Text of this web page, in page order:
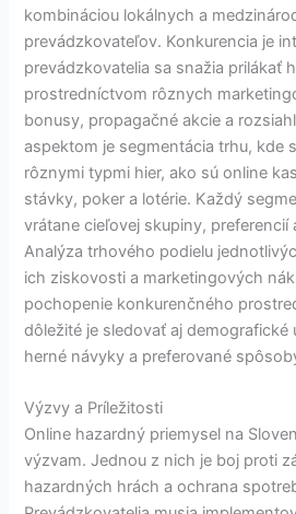
kombináciou lokálnych a
prevádzkovateľov. Konkurencia je
prevádzkovatelia sa snažia prilákať
prostredníctvom rôznych
bonusy, propagačné akcie a
aspektom je segmentácia trhu, kde
rôznymi typmi hier, ako sú online
stávky, poker a lotérie. Každý
vrátane cieľovej skupiny, preferencií
Analýza trhového podielu
ich ziskovosti a marketingových
pochopenie konkurenčného
dôležité je sledovať aj demografické
herné návyky a preferované
Výzvy a Príležitosti
Online hazardný priemysel na
výzvam. Jednou z nich je boj proti
hazardných hrách a ochrana